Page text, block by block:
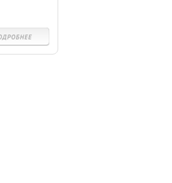
лучшие
он,
обнаружил
И